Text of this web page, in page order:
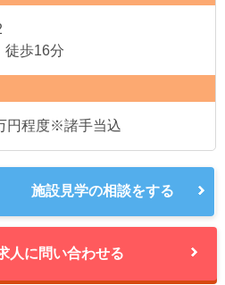
徒歩16分
円程度※諸手当込
施設見学の相談をする
人に問い合わせる